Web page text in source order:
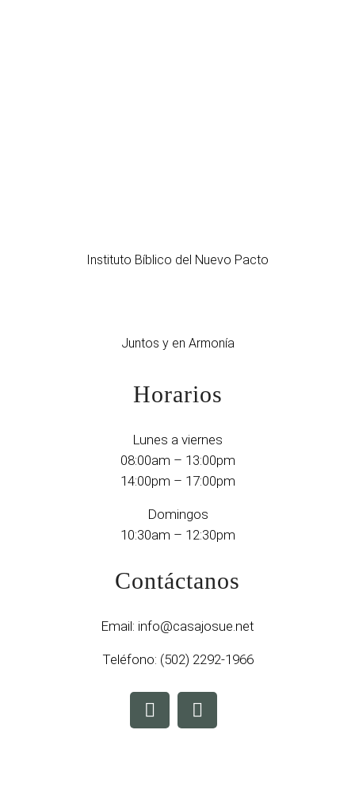
Instituto Bíblico del Nuevo Pacto
Juntos y en Armonía
Horarios
Lunes a viernes
08:00am – 13:00pm
14:00pm – 17:00pm
Domingos
10:30am – 12:30pm
Contáctanos
Email: info@casajosue.net
Teléfono: (502) 2292-1966